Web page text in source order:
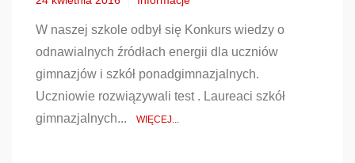
W naszej szkole odbył się Konkurs wiedzy o
odnawialnych źródłach energii dla uczniów
gimnazjów i szkół ponadgimnazjalnych.
Uczniowie rozwiązywali test . Laureaci szkół
gimnazjalnych...
WIĘCEJ...